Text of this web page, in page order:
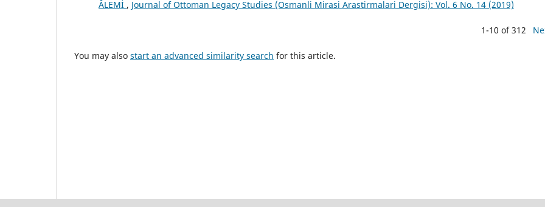
ÂLEMİ , Journal of Ottoman Legacy Studies (Osmanli Mirasi Arastirmalari Dergisi): Vol. 6 No. 14 (2019)
1-10 of 312
You may also start an advanced similarity search for this article.